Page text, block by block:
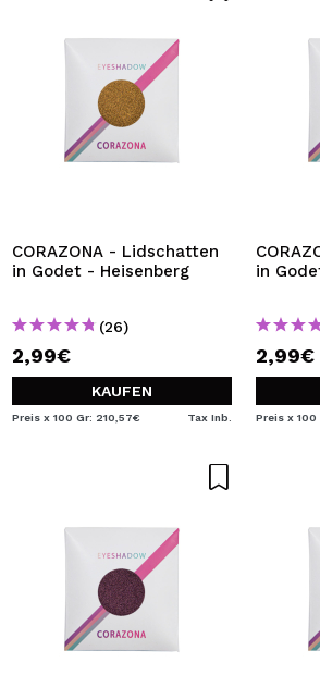
CORAZONA - Lidschatten
in Godet - Heisenberg
(26)
2,99€
KAUFEN
Preis x 100 Gr: 210,57€ Tax Inb.
in
2,99€
Preis x 100